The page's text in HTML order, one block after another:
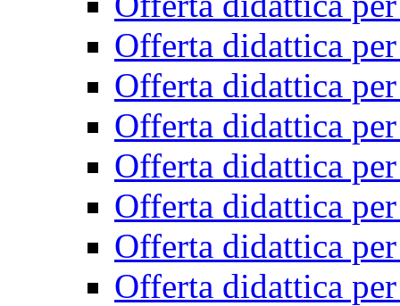
Offerta didattica
Offerta didattica
Offerta didattica
Offerta didattica
Offerta didattica
Offerta didattica
Offerta didattica